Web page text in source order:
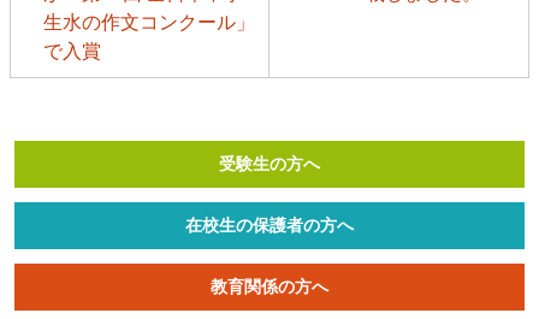
生水の作文コンクール」
で入賞
受験生の方へ
在校生の保護者の方へ
教育関係の方へ